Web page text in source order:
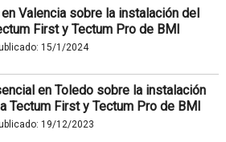
Valencia sobre la instalación del
First y Tectum Pro de BMI
15/1/2024
en Toledo sobre la instalación
Tectum First y Tectum Pro de BMI
19/12/2023